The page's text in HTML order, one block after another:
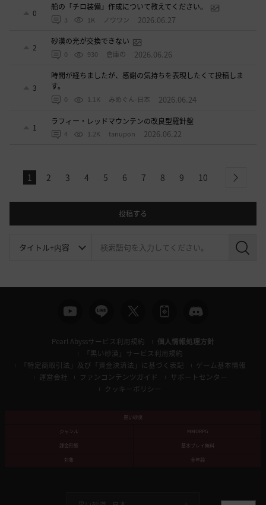
0
船の「チロ装備」作成について教えてください。
3 1K ノウワン 2026.06.27
2
砂漠の光が交換できない
0 930 倉庫の 2026.06.26
3
時間が経ちましたが、感謝の気持ちを表現したくて投稿しま
す。
0 1.1K みめぐん-日本 2026.06.24
1
ラフィー・レッドマウンテンの改良型羅針盤
4 1.2K tanupon 2026.06.22
1 2 3 4 5 6 7 8 9 10 next
投稿する
検
Pearl Abyssサービス利用規約
個人情報処理方針
「黒い砂漠」サービス利用規約
「特定商取引法」及び「資金決済法」に基づく表記
ゲーム基本情報
運営会社
ファンコンテンツガイド
サポートセンター
クッキーポリシー
黒い砂漠
ジャンル
MMORPG
課金形態
基本プレイ無料
対象
全年齢